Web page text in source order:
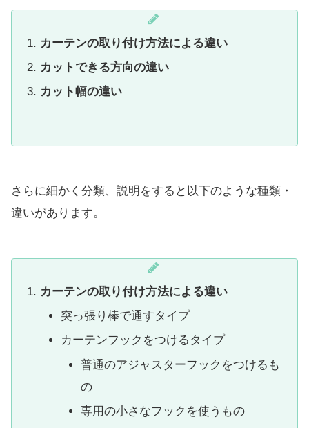
カーテンの取り付け方法による違い
カットできる方向の違い
カット幅の違い
さらに細かく分類、説明をすると以下のような種類・
違いがあります。
カーテンの取り付け方法による違い
突っ張り棒で通すタイプ
カーテンフックをつけるタイプ
普通のアジャスターフックをつけるも
の
専用の小さなフックを使うもの